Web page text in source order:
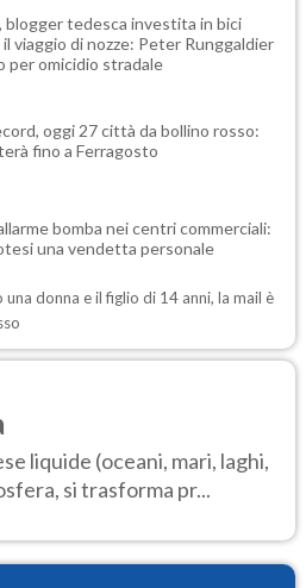
blogger tedesca investita in bici
viaggio di nozze: Peter Runggaldier
per omicidio stradale
oggi 27 città da bollino rosso:
fino a Ferragosto
bomba nei centri commerciali:
una vendetta personale
donna e il figlio di 14 anni, la mail è
liquide (oceani, mari, laghi,
si trasforma pr...